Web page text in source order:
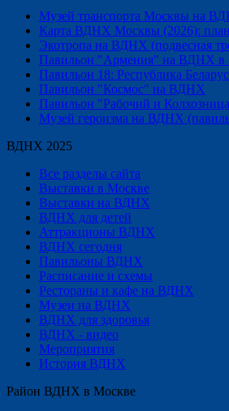
Музей транспорта Москвы на
Карта ВДНХ Москвы (2026):
Экотропа на ВДНХ (подвесная
Павильон "Армения" на ВДНХ в
Павильон 18: Республика
Павильон "Космос" на ВДНХ
Павильон "Рабочий и
Музей героизма на ВДНХ
ВДНХ 2025
Все разделы сайта
Выставки в Москве
Выставки на ВДНХ
ВДНХ для детей
Аттракционы ВДНХ
ВДНХ сегодня
Павильоны ВДНХ
Расписание и схемы
Рестораны и кафе на ВДНХ
Музеи на ВДНХ
ВДНХ для здоровья
ВДНХ - видео
Мероприятия
История ВДНХ
Район ВДНХ в Москве